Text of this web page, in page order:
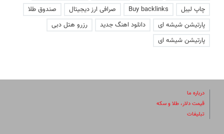
چاپ لیبل
Buy backlinks صرافی ارز دیجیتال
صندوق طلا
پارتیشن شیشه ای
دانلود اهنگ جدید
رزرو هتل دبی
پارتیشن شیشه ای
درباره ما
قیمت دلار، طلا و سکه
تبلیغات